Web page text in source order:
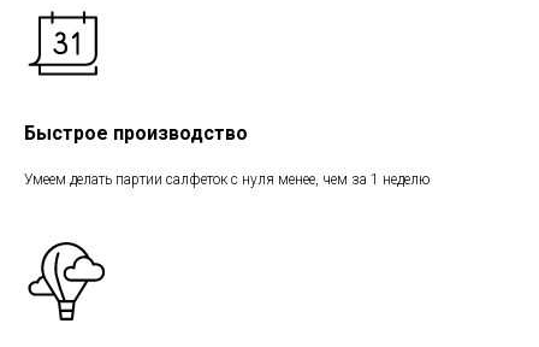
Быстрое производство
Умеем делать партии салфеток с нуля менее, чем за 1 неделю